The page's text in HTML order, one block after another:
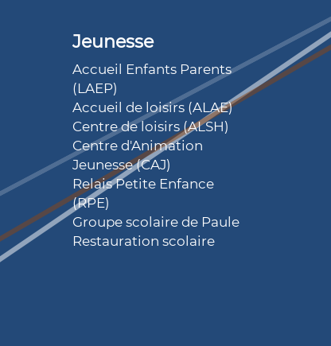
Jeunesse
Accueil Enfants Parents
(LAEP)
Accueil de loisirs (ALAE)
Centre de loisirs (ALSH)
Centre d'Animation
Jeunesse (CAJ)
Relais Petite Enfance
(RPE)
Groupe scolaire de Paule
Restauration scolaire